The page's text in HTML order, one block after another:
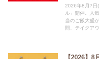
2026年8月7日
ル」開催。人
当のご飯大盛
間、テイクア
【2026】